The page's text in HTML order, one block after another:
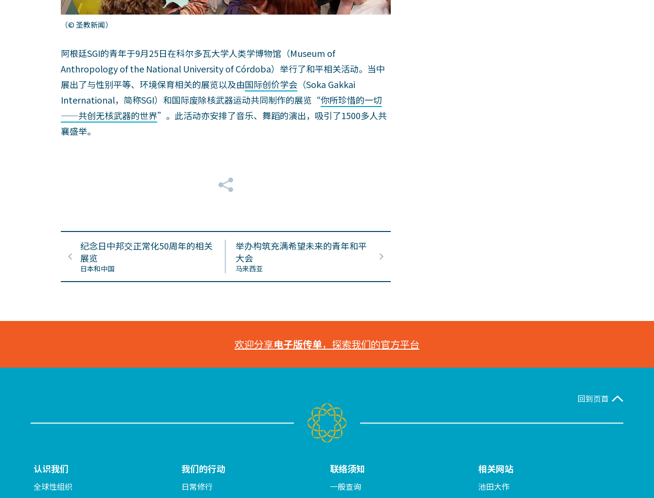
（© 圣教新闻）
阿根廷SGI的青年于9月25日在科尔多瓦大学人类学博物馆（Museum of
Anthropology of the National University of Córdoba）举行了和平相关活动。当中
展出了与性别平等、环境保育相关的展览以及由国际创价学会 （Soka Gakkai
International，简称SGI）和国际废除核武器运动共同制作的展览“你所珍惜的一切
——共创无核武器的世界”。此活动亦安排了音乐、舞蹈的演出，吸引了1500多人共
襄盛举。
纪念日中邦交正常化50周年的相关
展览
日本和中国
举办构筑充满希望未来的青年和平
大会
马来西亚
欢迎分享电子版传单，探索我们的官方平台
回到页首
认识我们
全球性组织
我们的行动
日常修行
联络须知
一般查询
相关网站
池田大作